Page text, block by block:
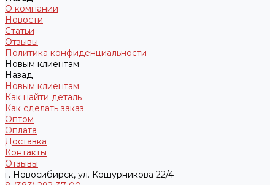
О компании
Новости
Статьи
Отзывы
Политика конфиденциальности
Новым клиентам
Назад
Новым клиентам
Как найти деталь
Как сделать заказ
Оптом
Оплата
Доставка
Контакты
Отзывы
г. Новосибирск, ул. Кошурникова 22/4